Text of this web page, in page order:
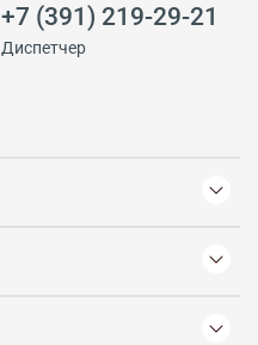
+7 (391) 219-29-21
Диспетчер